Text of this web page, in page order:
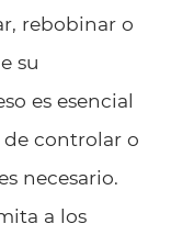
rebobinar o
su
es esencial
controlar o
necesario.
a los